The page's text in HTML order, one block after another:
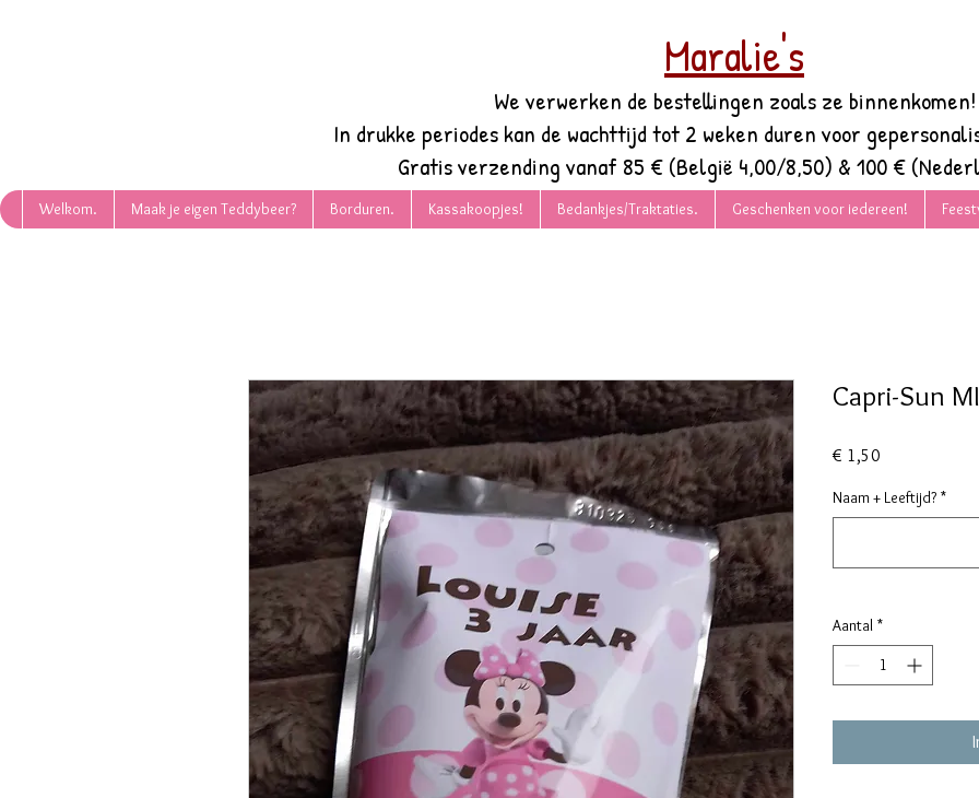
Maralie's
We verwerken de bestellingen zoals ze binnenkomen!
In drukke periodes kan de wachttijd tot 2 weken duren voor
Gratis verzending vanaf 85 € (België 4,00/8,50) & 100 €
Welkom. Maak je eigen Teddybeer? Borduren. Kassakoopjes! Bedankjes/Traktaties. Geschenken voor iedereen!
Capri-Sun
€ 1,50
Naam + Leeftijd? *
Aantal *